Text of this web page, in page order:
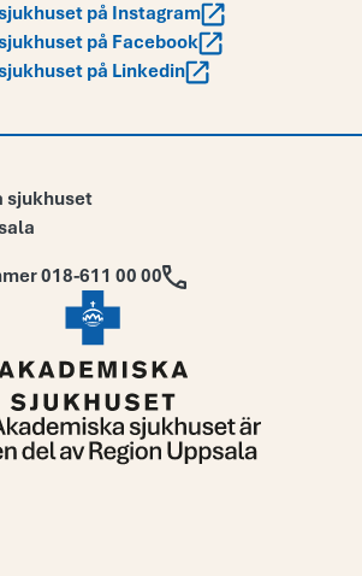
på Instagram
på Facebook
på Linkedin
sjukhuset
018-611 00 00